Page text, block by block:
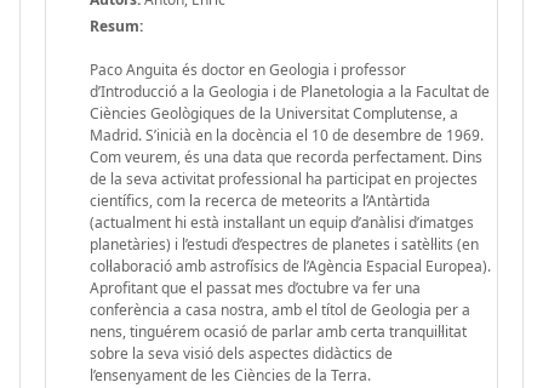
Resum:
Paco Anguita és doctor en Geologia i professor
d’Introducció a la Geologia i de Planetologia a la Facultat de
Ciències Geològiques de la Universitat Complutense, a
Madrid. S’inicià en la docència el 10 de desembre de 1969.
Com veurem, és una data que recorda perfectament. Dins
de la seva activitat professional ha participat en projectes
científics, com la recerca de meteorits a l’Antàrtida
(actualment hi està instal·lant un equip d’anàlisi d’imatges
planetàries) i l’estudi d’espectres de planetes i satèl·lits (en
col·laboració amb astrofísics de l’Agència Espacial Europea).
Aprofitant que el passat mes d’octubre va fer una
conferència a casa nostra, amb el títol de Geologia per a
nens, tinguérem ocasió de parlar amb certa tranquil·litat
sobre la seva visió dels aspectes didàctics de
l’ensenyament de les Ciències de la Terra.